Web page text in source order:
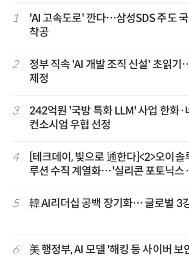
1
'AI 고속도로' 깐다…삼성SDS 주도
착공
2
정부 직속 'AI 개발 조직 신설' 초읽
제정
3
242억원 '국방 특화 LLM' 사업 한화·
컨소시엄 우협 선정
4
[테크데이, 빛으로 通한다]<2>오이솔
루션 수직 계열화…'실리콘 포토닉스
5 韓 AI리더십 공백 장기화… 글로벌 3
6 美 행정부, AI 모델 '해킹 등 사이버 보